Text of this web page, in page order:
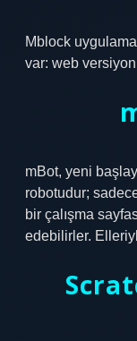
Mblock
var: web
mBot, yeni
robotudur;
bir çalışma
edebilirler.